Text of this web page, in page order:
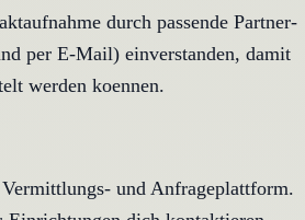
durch passende Partner-
per E-Mail) einverstanden, damit
werden koennen.
und Anfrageplattform.